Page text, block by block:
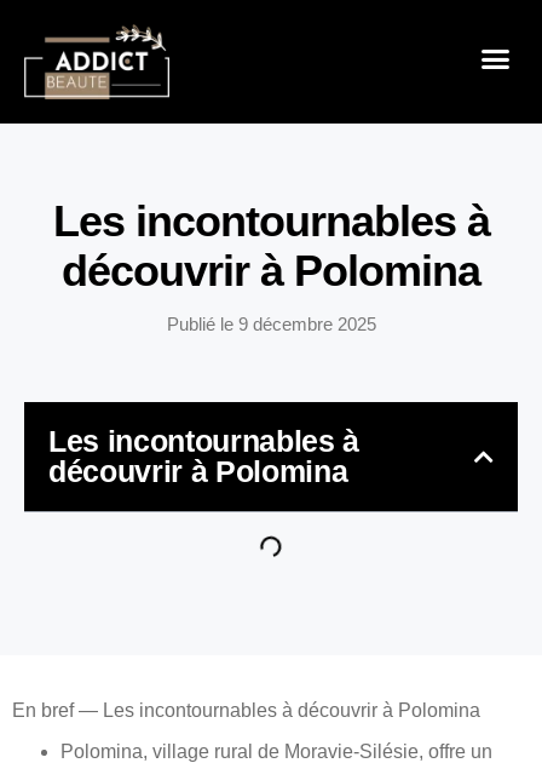
Les incontournables à
découvrir à Polomina
Publié le 9 décembre 2025
Les incontournables à
découvrir à Polomina
En bref — Les incontournables à découvrir à Polomina
Polomina, village rural de Moravie-Silésie, offre un